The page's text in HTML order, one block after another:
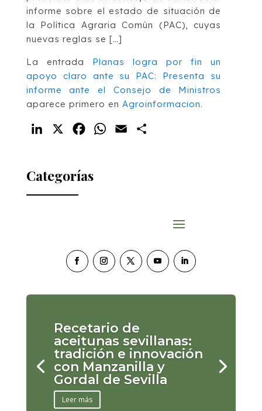
informe sobre el estado de situación de
la Política Agraria Común (PAC), cuyas
nuevas reglas se […]
La entrada Planas logra por fin un
apoyo claro ante su PAC: Presenta su
informe ante el Consejo de Ministros
aparece primero en Agroinformacion.
LinkedIn FacebookWhatsApp
Email
Categorías
Recetario de
aceitunas sevillanas:
tradición e innovación
con Manzanilla y
Gordal de Sevilla
Leer más